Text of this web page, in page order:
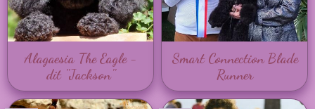
Alagaesia The Eagle -
dit ''Jackson''
Smart Connection Blade
Runner